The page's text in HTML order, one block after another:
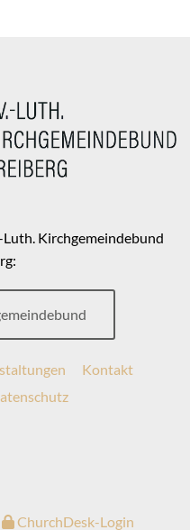
Luth. Kirchgemeindebund
Kontakt
ChurchDesk-Login